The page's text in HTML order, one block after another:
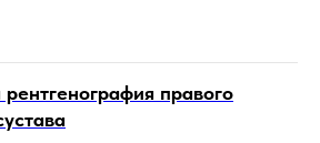
правого